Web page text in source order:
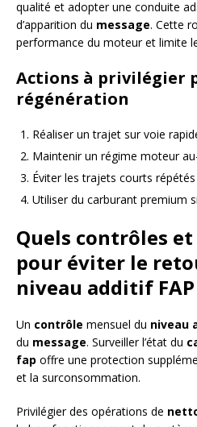
qualité et adopter une conduite
d’apparition du message. Cette
performance du moteur et limite
Actions à privilégier
régénération
Réaliser un trajet sur voie
Maintenir un régime moteur
Éviter les trajets courts répétés
Utiliser du carburant premium
Quels contrôles
pour éviter le
niveau additif
Un contrôle mensuel du niveau
du message. Surveiller l’état du
fap offre une protection
et la surconsommation.
Privilégier des opérations de